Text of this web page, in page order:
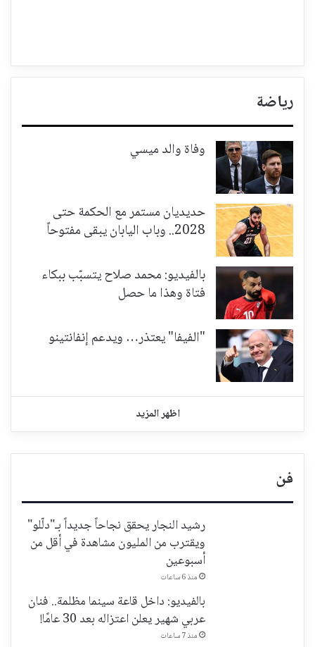
رياضة
وفاة والد ميسي
حديديان مستمر مع الحكمة حتى
2028.. وباب اليابان يبقى مفتوحاً
بالفيديو: محمد صلاح يتسبّب ببكاء
فتاة وهذا ما حصل
"الفيفا" يعتذر… ويدعم إنفانتينو
اظهر المزيد
فن
رشيد النجار يحقق نجاحاً جديداً بـ"دلّلو"
ويقترب من المليون مشاهدة في أقل من
أسبوعين
منذ 6 ساعات
بالفيديو: داخل قاعة سينما مظلمة.. فنان
عربي شهير يعلن اعتزاله بعد 30 عامًا!
منذ 7 ساعات